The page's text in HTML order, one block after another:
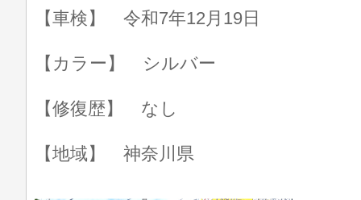
【車検】 令和7年12月19日
【カラー】 シルバー
【修復歴】 なし
【地域】 神奈川県